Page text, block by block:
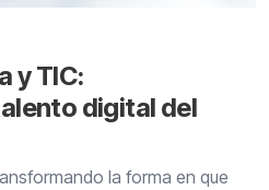
y TIC:
digital del
la forma en que